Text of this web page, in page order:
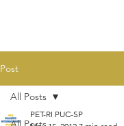
Post
All Posts
PET-RI PUC-SP